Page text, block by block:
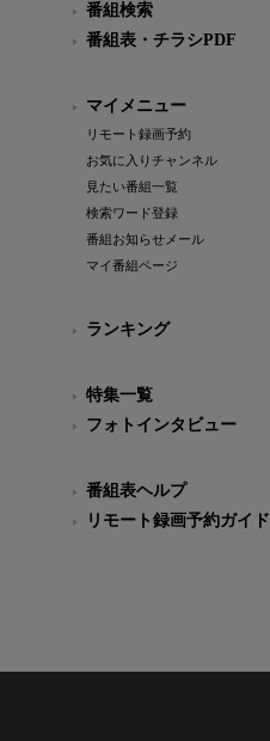
番組検索
番組表・チラシPDF
マイメニュー
リモート録画予約
お気に入りチャンネル
見たい番組一覧
検索ワード登録
番組お知らせメール
マイ番組ページ
ランキング
特集一覧
フォトインタビュー
番組表ヘルプ
リモート録画予約ガイド